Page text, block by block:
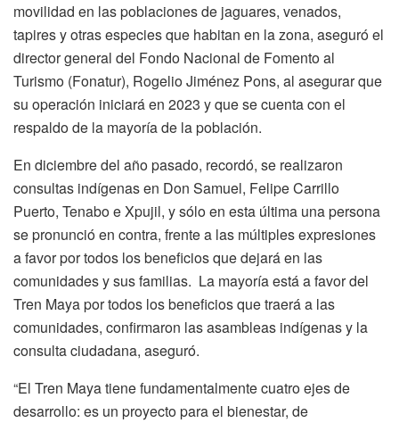
movilidad en las poblaciones de jaguares, venados,
tapires y otras especies que habitan en la zona, aseguró el
director general del Fondo Nacional de Fomento al
Turismo (Fonatur), Rogelio Jiménez Pons, al asegurar que
su operación iniciará en 2023 y que se cuenta con el
respaldo de la mayoría de la población.
En diciembre del año pasado, recordó, se realizaron
consultas indígenas en Don Samuel, Felipe Carrillo
Puerto, Tenabo e Xpujil, y sólo en esta última una persona
se pronunció en contra, frente a las múltiples expresiones
a favor por todos los beneficios que dejará en las
comunidades y sus familias. La mayoría está a favor del
Tren Maya por todos los beneficios que traerá a las
comunidades, confirmaron las asambleas indígenas y la
consulta ciudadana, aseguró.
“El Tren Maya tiene fundamentalmente cuatro ejes de
desarrollo: es un proyecto para el bienestar, de